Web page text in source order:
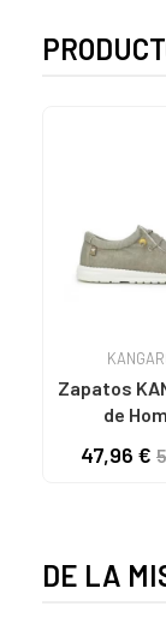
Zapatos
de
HOMBRE
47,96 €
DE LA